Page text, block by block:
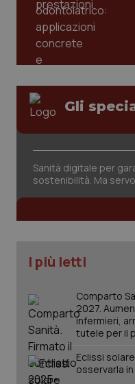
Gli
Sanità digitale per
sostenibilità. Ma
I più letti
Comparto
2027.
infermieri,
tutele per il
Eclissi
osservarla
tracking-enable
_ga